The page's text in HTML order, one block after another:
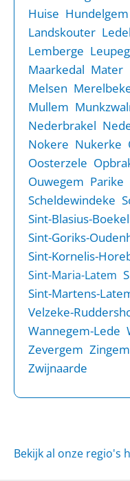
Huise Hundelgem
Landskouter
Lemberge
Maarkedal Mater
Melsen
Mullem
Nederbrakel
Nokere Nukerke
Oosterzele
Ouwegem Parike
Scheldewindeke
Sint-Blasius-Boekel
Sint-Goriks-
Sint-Kornelis-
Sint-Maria-Latem
Sint-Martens-
Velzeke-
Wannegem-Lede
Zevergem Zingem
Zwijnaarde
Bekijk al onze regio's